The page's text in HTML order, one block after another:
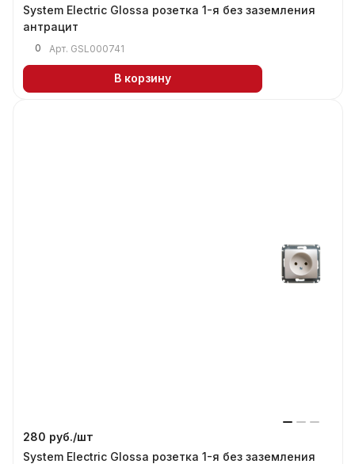
System Electric Glossa розетка 1-я без заземления
антрацит
0 Арт. GSL000741
В корзину
280 руб./шт
System Electric Glossa розетка 1-я без заземления